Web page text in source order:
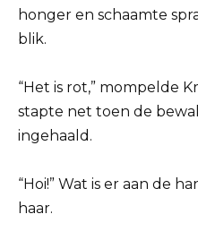
honger en schaamte
blik.
“Het is rot,” mompelde
stapte net toen de
ingehaald.
“Hoi!” Wat is er aan de
haar.